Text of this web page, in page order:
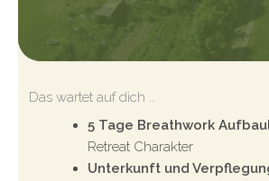
Das wartet auf dich …
5 Tage Breathwork
Retreat Charakter
Unterkunft und